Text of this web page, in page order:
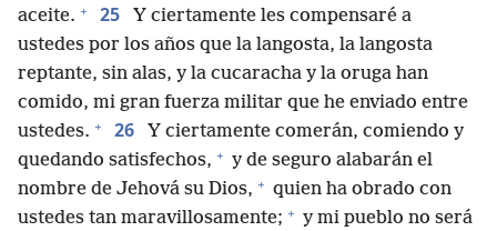
aceite. + 25
Y ciertamente les compensaré a
ustedes por los años que la langosta, la langosta
reptante, sin alas, y la cucaracha y la oruga han
comido, mi gran fuerza militar que he enviado entre
ustedes. + 26
Y ciertamente comerán, comiendo y
quedando satisfechos, + y de seguro alabarán el
nombre de Jehová su Dios, + quien ha obrado con
ustedes tan maravillosamente; + y mi pueblo no será